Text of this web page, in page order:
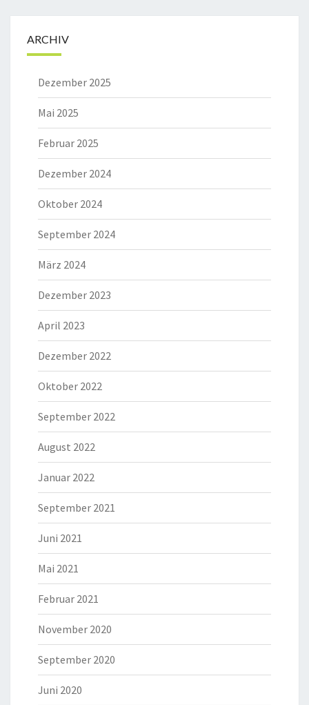
ARCHIV
Dezember 2025
Mai 2025
Februar 2025
Dezember 2024
Oktober 2024
September 2024
März 2024
Dezember 2023
April 2023
Dezember 2022
Oktober 2022
September 2022
August 2022
Januar 2022
September 2021
Juni 2021
Mai 2021
Februar 2021
November 2020
September 2020
Juni 2020